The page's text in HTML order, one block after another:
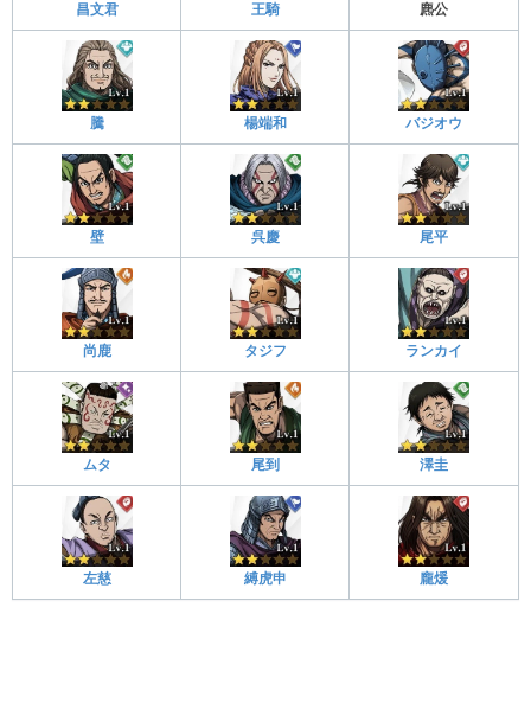
昌文君 王騎 麃公
騰 楊端和 バジオウ
壁 呉慶 尾平
尚鹿 タジフ ランカイ
ムタ 尾到 澤圭
左慈 縛虎申 龐煖